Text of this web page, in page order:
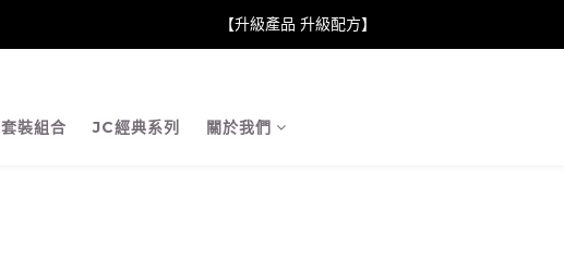
【JaneClare 康膚薈在iida Award Milan 2024 Professional Award 勇奪金獎】
【升級產品 升級配方】
套裝組合 JC經典系列 關於我們